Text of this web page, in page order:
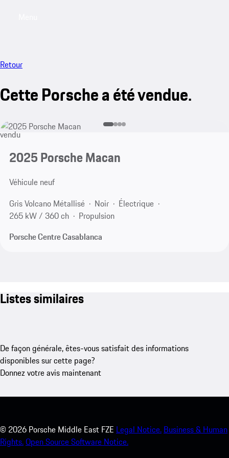
Retour
Cette Porsche a été vendue.
vendu
2025 Porsche Macan
Véhicule neuf
Gris Volcano Métallisé
Noir
Électrique
265 kW / 360 ch
Propulsion
Porsche Centre Casablanca
Listes similaires
De façon générale, êtes-vous satisfait des informations
disponibles sur cette page?
Donnez votre avis maintenant
© 2026 Porsche Middle East FZE Legal Notice. Business & Human
Rights.Open Source Software Notice.